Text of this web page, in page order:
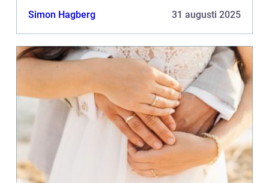
Simon Hagberg 31 augusti 2025